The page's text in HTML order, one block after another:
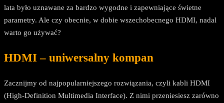
lata było uznawane za bardzo wygodne i zapewniające świetne
parametry. Ale czy obecnie, w dobie wszechobecnego HDMI, nadal
warto go używać?
HDMI – uniwersalny kompan
Zacznijmy od najpopularniejszego rozwiązania, czyli kabli HDMI
(High-Definition Multimedia Interface). Z nimi przeniesiesz zarówno